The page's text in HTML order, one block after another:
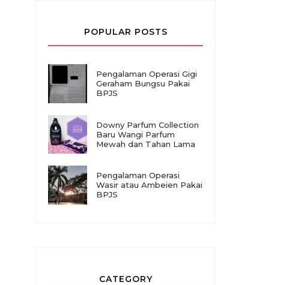
POPULAR POSTS
Pengalaman Operasi Gigi
Geraham Bungsu Pakai
BPJS
Downy Parfum Collection
Baru Wangi Parfum
Mewah dan Tahan Lama
Pengalaman Operasi
Wasir atau Ambeien Pakai
BPJS
CATEGORY